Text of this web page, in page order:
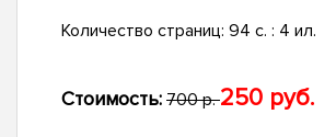
Количество страниц: 94 с. : 4 ил.
Стоимость: 700 р.250 руб.